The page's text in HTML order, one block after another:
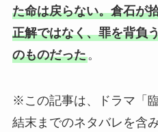
た命は戻らない。倉石が
正解ではなく、罪を背負
のものだった。
※この記事は、ドラマ「
結末までのネタバレを含